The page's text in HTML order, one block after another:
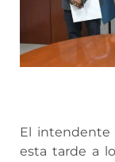
El intendente
esta tarde a